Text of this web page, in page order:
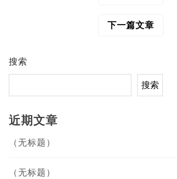
下一篇文章
搜索
搜索
近期文章
（无标题）
（无标题）